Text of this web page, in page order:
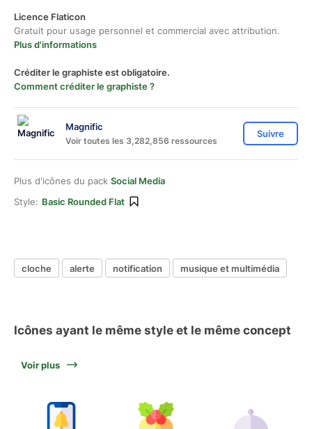
Licence Flaticon
Gratuit pour usage personnel et commercial avec attribution.
Plus d'informations
Créditer le graphiste est obligatoire.
Comment créditer le graphiste ?
Magnific
Voir toutes les 3,282,856 ressources
Suivre
Plus d'icônes du pack Social Media
Style: Basic Rounded Flat
cloche alerte notification musique et multimédia
Icônes ayant le même style et le même concept
Voir plus